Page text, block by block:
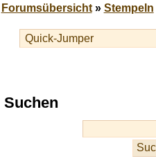
Forumsübersicht» Stempeln
Play
best
Suchen